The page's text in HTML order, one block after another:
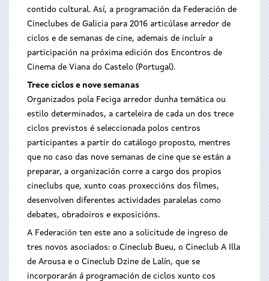
contido cultural. Así, a programación da Federación de
Cineclubes de Galicia para 2016 articúlase arredor de
ciclos e de semanas de cine, ademais de incluír a
participación na próxima edición dos Encontros de
Cinema de Viana do Castelo (Portugal).
Trece ciclos e nove semanas
Organizados pola Feciga arredor dunha temática ou
estilo determinados, a carteleira de cada un dos trece
ciclos previstos é seleccionada polos centros
participantes a partir do catálogo proposto, mentres
que no caso das nove semanas de cine que se están a
preparar, a organización corre a cargo dos propios
cineclubs que, xunto coas proxeccións dos filmes,
desenvolven diferentes actividades paralelas como
debates, obradoiros e exposicións.
A Federación ten este ano a solicitude de ingreso de
tres novos asociados: o Cineclub Bueu, o Cineclub A Illa
de Arousa e o Cineclub Dzine de Lalín, que se
incorporarán á programación de ciclos xunto cos